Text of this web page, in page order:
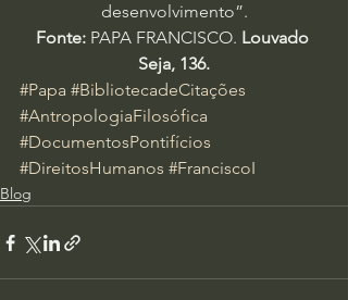
desenvolvimento”.
Fonte: PAPA FRANCISCO. Louvado
Seja, 136.
#Papa #BibliotecadeCitações
#AntropologiaFilosófica
#DocumentosPontifícios
#DireitosHumanos #FranciscoI
Blog